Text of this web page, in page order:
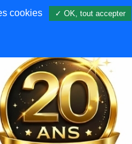
nous Contact
cookies ✓ OK, tout accepter